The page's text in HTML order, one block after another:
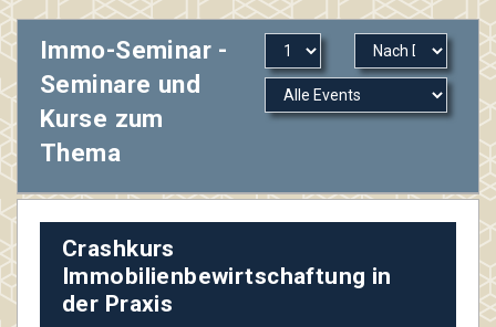
Immo-Seminar -
Seminare und
Kurse zum
Thema
Crashkurs
Immobilienbewirtschaftung in
der Praxis